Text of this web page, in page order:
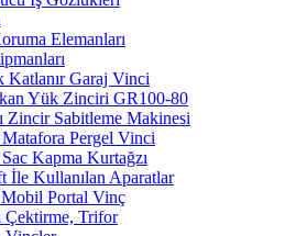
Elemanları
Katlanır Garaj Vinci
Yük Zinciri GR100-80
Zincir Sabitleme Makinesi
Pergel Vinci
Kapma Kurtağzı
İle Kullanılan Aparatlar
Portal Vinç
Çektirme, Trifor